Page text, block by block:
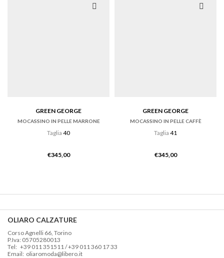
GREEN GEORGE
MOCASSINO IN PELLE MARRONE
Taglia 40
€345,00
GREEN GEORGE
MOCASSINO IN PELLE CAFFÈ
Taglia 41
€345,00
OLIARO CALZATURE
Corso Agnelli 66, Torino
P.Iva: 05705280013
Tel: +39 011 351511 / +39 011 360 17 33
Email: oliaromoda@libero.it